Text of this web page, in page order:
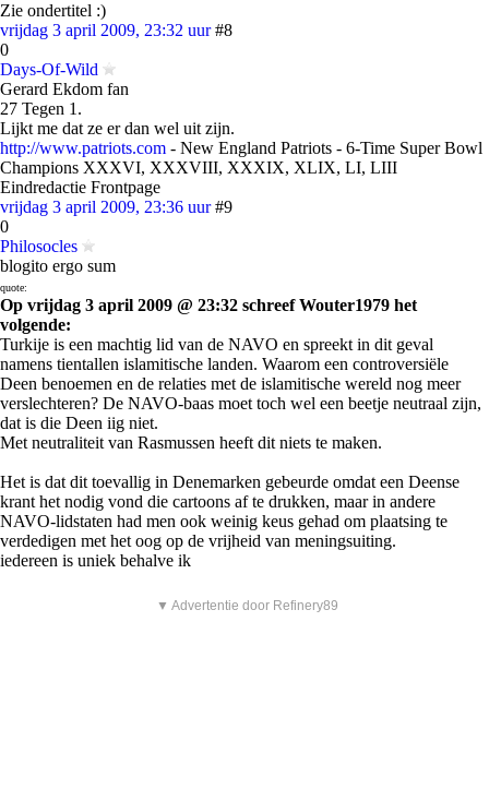
Zie ondertitel :)
vrijdag 3 april 2009, 23:32 uur #8
0
Days-Of-Wild
Gerard Ekdom fan
27 Tegen 1.
Lijkt me dat ze er dan wel uit zijn.
http://www.patriots.com - New England Patriots - 6-Time Super Bowl
Champions XXXVI, XXXVIII, XXXIX, XLIX, LI, LIII
Eindredactie Frontpage
vrijdag 3 april 2009, 23:36 uur #9
0
Philosocles
blogito ergo sum
quote:
Op vrijdag 3 april 2009 @ 23:32 schreef Wouter1979 het
volgende:
Turkije is een machtig lid van de NAVO en spreekt in dit geval
namens tientallen islamitische landen. Waarom een controversiële
Deen benoemen en de relaties met de islamitische wereld nog meer
verslechteren? De NAVO-baas moet toch wel een beetje neutraal zijn,
dat is die Deen iig niet.
Met neutraliteit van Rasmussen heeft dit niets te maken.
Het is dat dit toevallig in Denemarken gebeurde omdat een Deense
krant het nodig vond die cartoons af te drukken, maar in andere
NAVO-lidstaten had men ook weinig keus gehad om plaatsing te
verdedigen met het oog op de vrijheid van meningsuiting.
iedereen is uniek behalve ik
▼ Advertentie door Refinery89